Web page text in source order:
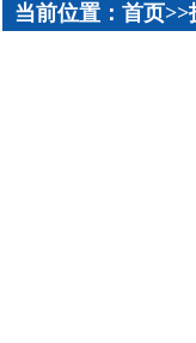
当前位置：首页